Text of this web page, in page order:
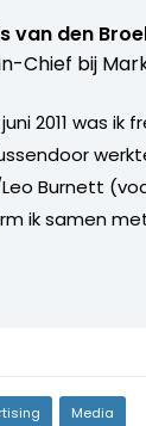
van den
Chief bij
2011 was
Burnett
ik samen
Media